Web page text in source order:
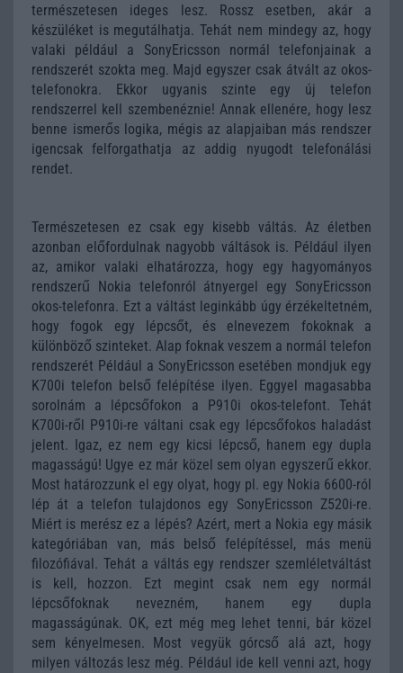
természetesen ideges lesz. Rossz esetben, akár a
készüléket is megutálhatja. Tehát nem mindegy az, hogy
valaki például a SonyEricsson normál telefonjainak a
rendszerét szokta meg. Majd egyszer csak átvált az okos-
telefonokra. Ekkor ugyanis szinte egy új telefon
rendszerrel kell szembenéznie! Annak ellenére, hogy lesz
benne ismerős logika, mégis az alapjaiban más rendszer
igencsak felforgathatja az addig nyugodt telefonálási
rendet.
Természetesen ez csak egy kisebb váltás. Az életben
azonban előfordulnak nagyobb váltások is. Például ilyen
az, amikor valaki elhatározza, hogy egy hagyományos
rendszerű Nokia telefonról átnyergel egy SonyEricsson
okos-telefonra. Ezt a váltást leginkább úgy érzékeltetném,
hogy fogok egy lépcsőt, és elnevezem fokoknak a
különböző szinteket. Alap foknak veszem a normál telefon
rendszerét Például a SonyEricsson esetében mondjuk egy
K700i telefon belső felépítése ilyen. Eggyel magasabba
sorolnám a lépcsőfokon a P910i okos-telefont. Tehát
K700i-ről P910i-re váltani csak egy lépcsőfokos haladást
jelent. Igaz, ez nem egy kicsi lépcső, hanem egy dupla
magasságú! Ugye ez már közel sem olyan egyszerű ekkor.
Most határozzunk el egy olyat, hogy pl. egy Nokia 6600-ról
lép át a telefon tulajdonos egy SonyEricsson Z520i-re.
Miért is merész ez a lépés? Azért, mert a Nokia egy másik
kategóriában van, más belső felépítéssel, más menü
filozófiával. Tehát a váltás egy rendszer szemléletváltást
is kell, hozzon. Ezt megint csak nem egy normál
lépcsőfoknak nevezném, hanem egy dupla
magasságúnak. OK, ezt még meg lehet tenni, bár közel
sem kényelmesen. Most vegyük górcső alá azt, hogy
milyen változás lesz még. Például ide kell venni azt, hogy